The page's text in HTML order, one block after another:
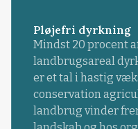
Pløjefri dyrkning
Mindst 20 procent
landbrugsareal
er et tal i hastig
conservation
landbrug vinder